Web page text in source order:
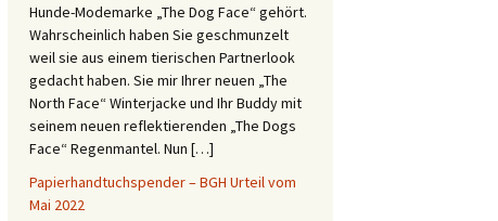
Hunde-Modemarke „The Dog Face“ gehört.
Wahrscheinlich haben Sie geschmunzelt
weil sie aus einem tierischen Partnerlook
gedacht haben. Sie mir Ihrer neuen „The
North Face“ Winterjacke und Ihr Buddy mit
seinem neuen reflektierenden „The Dogs
Face“ Regenmantel. Nun […]
Papierhandtuchspender – BGH Urteil vom
Mai 2022